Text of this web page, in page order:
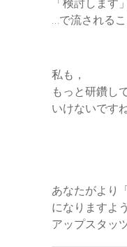
…で流されるこ
私も，
もっと研鑽し
いけないですね
あなたがより
になりますよう
アップスタ